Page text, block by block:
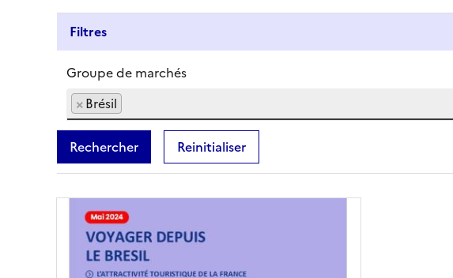
Filtres
Groupe de marchés
×Brésil
Rechercher Reinitialiser